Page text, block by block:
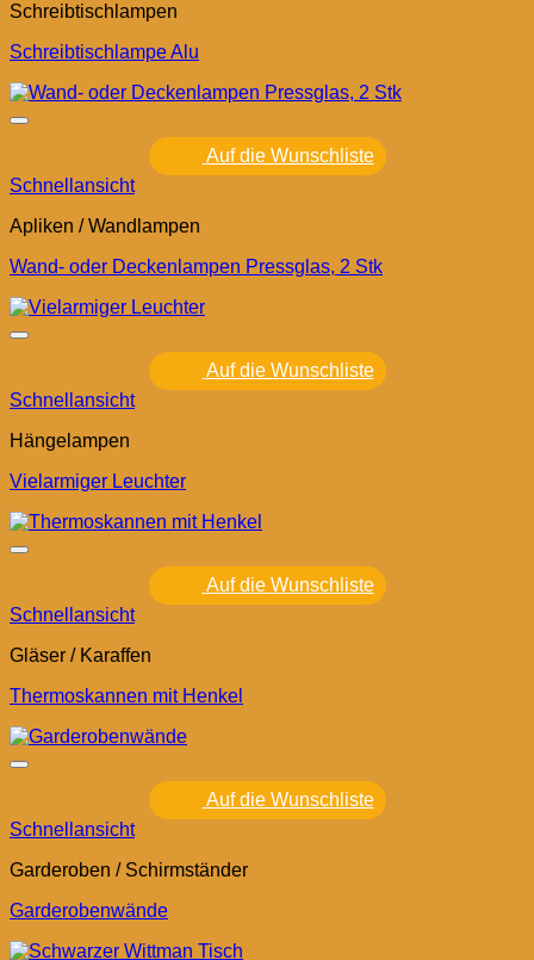
Schreibtischlampen
Schreibtischlampe Alu
Auf die Wunschliste
Schnellansicht
Apliken / Wandlampen
Wand- oder Deckenlampen Pressglas, 2 Stk
Auf die Wunschliste
Schnellansicht
Hängelampen
Vielarmiger Leuchter
Auf die Wunschliste
Schnellansicht
Gläser / Karaffen
Thermoskannen mit Henkel
Auf die Wunschliste
Schnellansicht
Garderoben / Schirmständer
Garderobenwände